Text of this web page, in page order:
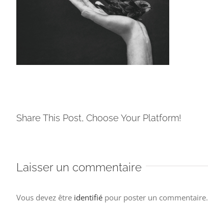
Share This Post, Choose Your Platform!
Laisser un commentaire
Vous devez être identifié pour poster un commentaire.